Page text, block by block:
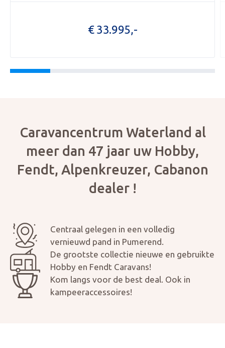
€ 33.995,-
Caravancentrum Waterland al
meer dan 47 jaar uw Hobby,
Fendt, Alpenkreuzer, Cabanon
dealer !
Centraal gelegen in een volledig
vernieuwd pand in Pumerend.
De grootste collectie nieuwe en gebruikte
Hobby en Fendt Caravans!
Kom langs voor de best deal. Ook in
kampeeraccessoires!